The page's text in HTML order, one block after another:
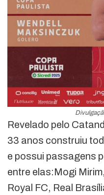
Revelado pelo
33 anos construiu
e possui passagens
entre elas:Mogi
Royal FC, Real